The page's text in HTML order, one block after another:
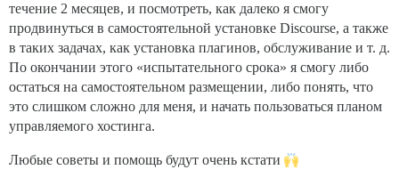
течение 2 месяцев, и посмотреть, как далеко я смогу
продвинуться в самостоятельной установке Discourse, а также
в таких задачах, как установка плагинов, обслуживание и т. д.
По окончании этого «испытательного срока» я смогу либо
остаться на самостоятельном размещении, либо понять, что
это слишком сложно для меня, и начать пользоваться планом
управляемого хостинга.
Любые советы и помощь будут очень кстати